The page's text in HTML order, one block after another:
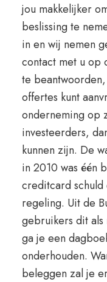
jou makkelijker
beslissing te
in en wij nemen
contact met u op
te
offertes kunt
onderneming op
investeerders,
kunnen zijn. De
in 2010 was één
creditcard
regeling. Uit de
gebruikers dit
ga je een
onderhouden.
beleggen zal je